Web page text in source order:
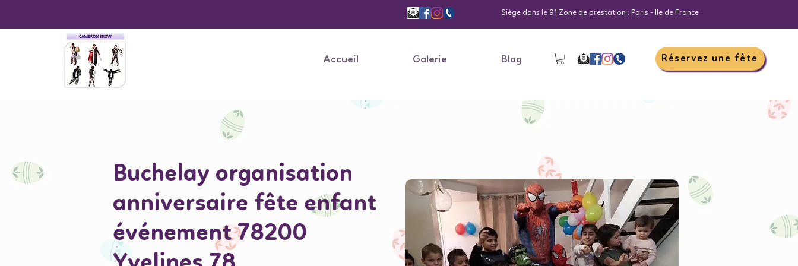
Siège dans le 91 Zone de prestation : Paris - Ile de France
Accueil Galerie Blog Réservez une fête
Buchelay organisation
anniversaire fête enfant
événement 78200